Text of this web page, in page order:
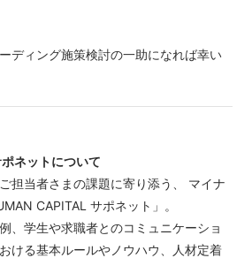
ディング施策検討の一助になれば幸い
ネットについて
担当者さまの課題に寄り添う、 マイナ
CAPITAL サポネット」。
、学生や求職者とのコミュニケーショ
ける基本ルールやノウハウ、人材定着